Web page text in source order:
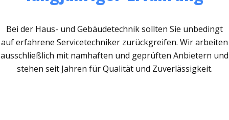
Bei der Haus- und Gebäudetechnik sollten Sie unbedingt
auf erfahrene Servicetechniker zurückgreifen. Wir arbeiten
ausschließlich mit namhaften und geprüften Anbietern und
stehen seit Jahren für Qualität und Zuverlässigkeit.